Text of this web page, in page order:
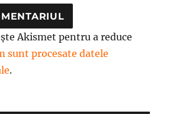
Akismet pentru a reduce
sunt procesate datele
.